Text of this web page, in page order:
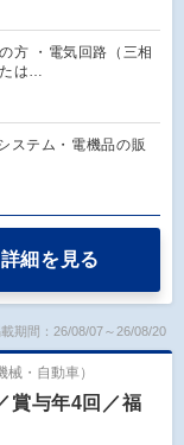
方 ・電気回路（三相
は…
ステム・電機品の販
詳細を見る
期間：26/08/07～26/08/20
・自動車）
賞与年4回／福